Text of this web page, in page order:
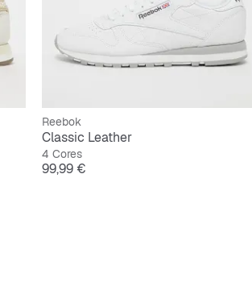
Reebok
Classic Leather
4 Cores
Preço
99,99 €